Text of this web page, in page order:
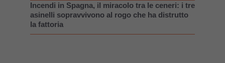
Incendi in Spagna, il miracolo tra le ceneri: i tre
asinelli sopravvivono al rogo che ha distrutto
la fattoria